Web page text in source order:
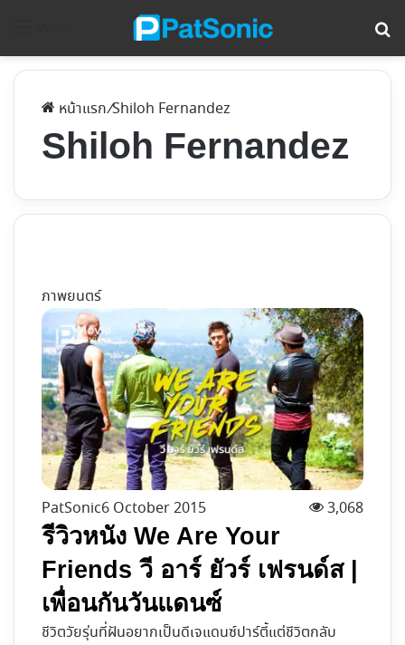
หน้าแรก/Shiloh Fernandez
Shiloh Fernandez
ภาพยนตร์
PatSonic6 October 2015 3,068
รีวิวหนัง We Are Your
Friends วี อาร์ ยัวร์ เฟรนด์ส |
เพื่อนกันวันแดนซ์
ชีวิตวัยรุ่นที่ฝันอยากเป็นดีเจแดนซ์ปาร์ตี้แต่ชีวิตกลับ